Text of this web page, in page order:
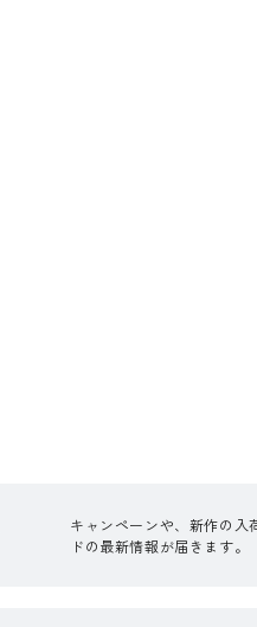
キャンペーンや、新作の入
ドの最新情報が届きます。